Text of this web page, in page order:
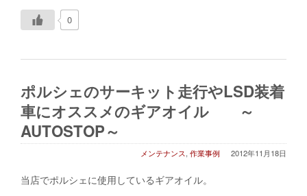
0
ポルシェのサーキット走行やLSD装着
車にオススメのギアオイル ～
AUTOSTOP～
2012年11月18日
メンテナンス, 作業事例
当店でポルシェに使用しているギアオイル。